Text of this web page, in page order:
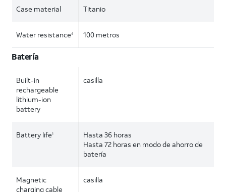
Case material Titanio
Water resistance4 100 metros
Batería
Built-in
rechargeable
lithium-ion
battery
casilla
Battery life1
Hasta 36 horas
Hasta 72 horas en modo de ahorro de
batería
Magnetic
charging cable
casilla